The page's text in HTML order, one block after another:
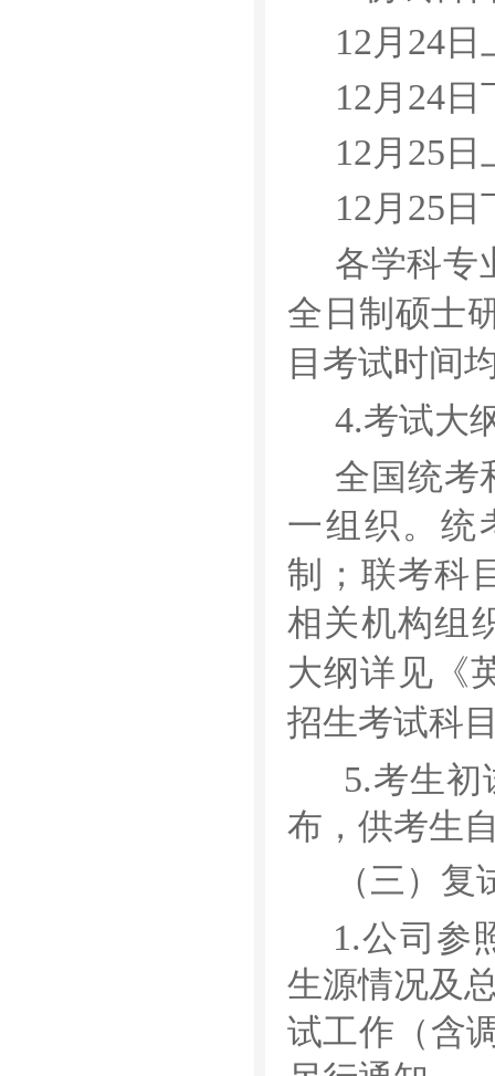
12 月 24 日
12 月 24 日
12 月 25 日
12 月 25 日
各学科专
全日制硕士
目考试时间
4.考试大
全国统考
一组织。统
制；联考科
相关机构组
大纲详见《
招生考试科
5.考生初
布，供考生
（三）复
1.公司参
生源情况及
试工作（含